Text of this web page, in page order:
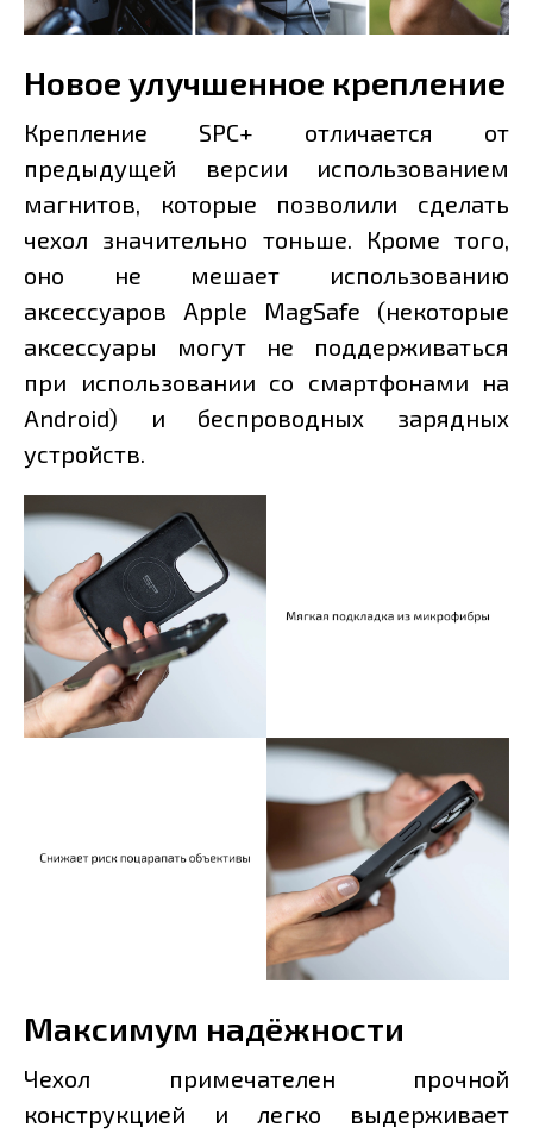
Новое улучшенное крепление
Крепление SPC+ отличается от
предыдущей версии использованием
магнитов, которые позволили сделать
чехол значительно тоньше. Кроме того,
оно не мешает использованию
аксессуаров Apple MagSafe (некоторые
аксессуары могут не поддерживаться
при использовании со смартфонами на
Android) и беспроводных зарядных
устройств.
Максимум надёжности
Чехол примечателен прочной
конструкцией и легко выдерживает